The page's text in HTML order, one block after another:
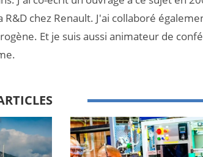
R&D chez Renault. J'ai collaboré
Et je suis aussi animateur de